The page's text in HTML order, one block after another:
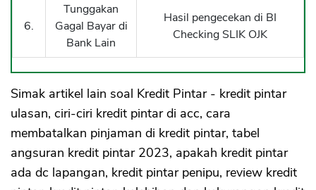
6.
Tunggakan
Gagal Bayar di
Bank Lain
Hasil pengecekan di BI
Checking SLIK OJK
Simak artikel lain soal Kredit Pintar - kredit pintar
ulasan, ciri-ciri kredit pintar di acc, cara
membatalkan pinjaman di kredit pintar, tabel
angsuran kredit pintar 2023, apakah kredit pintar
ada dc lapangan, kredit pintar penipu, review kredit